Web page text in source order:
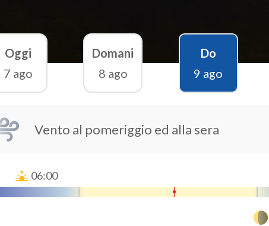
Oggi
7 ago
Domani
8 ago
Do
9 ago
Vento al pomeriggio ed alla sera
06:00